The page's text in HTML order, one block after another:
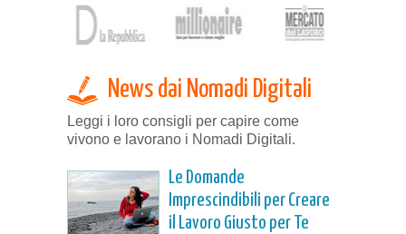
News dai Nomadi Digitali
Leggi i loro consigli per capire come
vivono e lavorano i Nomadi Digitali.
Le Domande
Imprescindibili per Creare
il Lavoro Giusto per Te